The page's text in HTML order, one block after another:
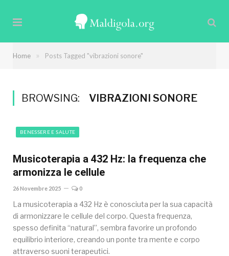
Home » Posts Tagged "vibrazioni sonore"
BROWSING: VIBRAZIONI SONORE
BENESSERE E SALUTE
Musicoterapia a 432 Hz: la frequenza che
armonizza le cellule
26 Novembre 2025 0
La musicoterapia a 432 Hz è conosciuta per la sua capacità
di armonizzare le cellule del corpo. Questa frequenza,
spesso definita “natural”, sembra favorire un profondo
equilibrio interiore, creando un ponte tra mente e corpo
attraverso suoni terapeutici.